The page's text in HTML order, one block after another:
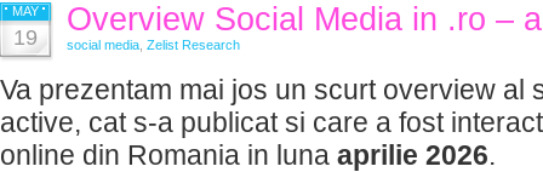
MAY
19 Overview Social Media in .ro –
social media Zelist Research
Va prezentam mai jos un scurt overview al
active, cat s-a publicat si care a fost
online din Romania in luna aprilie 2026.